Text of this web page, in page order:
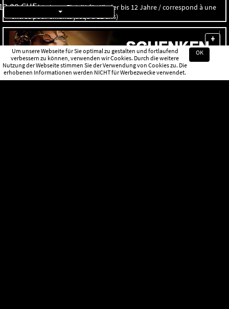
(entspricht einem Eintritt für Kinder bis 12 Jahre / correspond à une
entrée pour enfants jusqu’à 12 ans)
CHF
+
Um unsere Webseite für Sie optimal zu gestalten und fortlaufend
verbessern zu können, verwenden wir Cookies. Durch die weitere
Nutzung der Webseite stimmen Sie der Verwendung von Cookies zu. Die
erhobenen Informationen werden NICHT für Werbezwecke verwendet.
OK